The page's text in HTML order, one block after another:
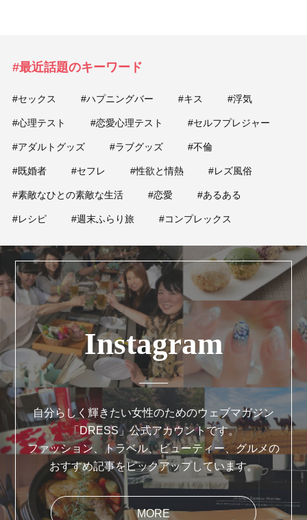
#最近話題のキーワード
#セックス #ハプニングバー #キス #浮気
#心理テスト #恋愛心理テスト #セルフプレジャー
#アダルトグッズ #ラブグッズ #不倫
#既婚者 #セフレ #性欲と情熱 #レズ風俗
#素敵なひとの素敵な生活 #恋愛 #あるある
#レシピ #週末ふらり旅 #コンプレックス
Instagram
自分らしく輝きたい女性のためのウェブマガジン
「DRESS」公式アカウントです。
ファッション、トラベル、ビューティー、グルメの
おすすめ記事をピックアップしています。
MORE